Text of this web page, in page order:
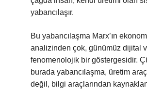
yabancılaşır.
Bu yabancılaşma Marx’ın
analizinden çok, günümüz dijital
fenomenolojik bir göstergesidir.
burada yabancılaşma, üretim
değil, bilgi araçlarından